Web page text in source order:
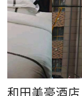
和田美豪酒店